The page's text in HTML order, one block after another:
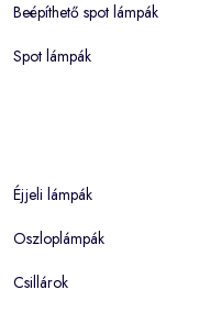
Beépíthető spot lámpák
Spot lámpák
Éjjeli lámpák
Oszloplámpák
Csillárok